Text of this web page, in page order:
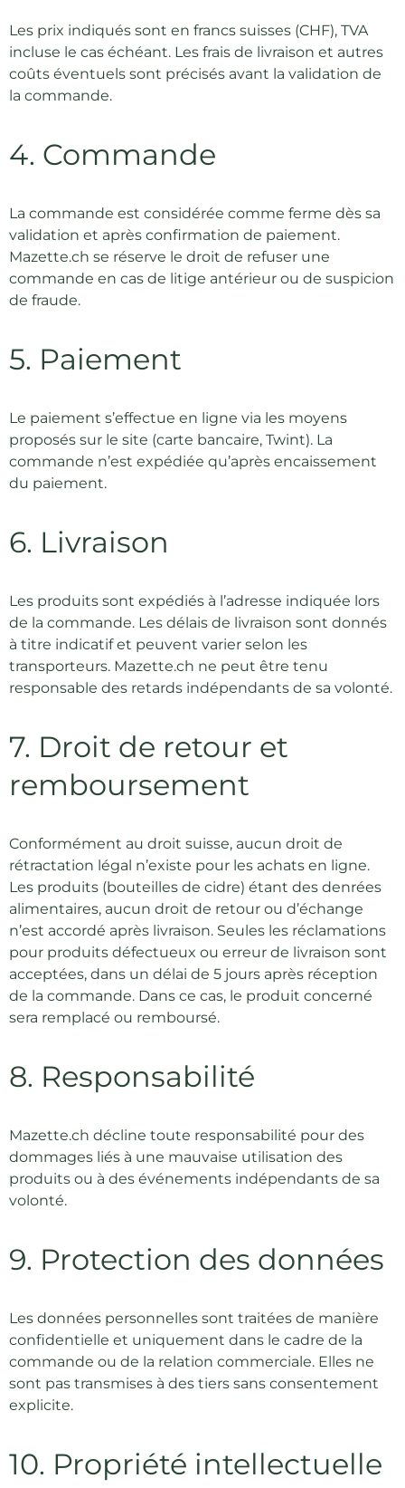
Les prix indiqués sont en francs suisses (CHF), TVA
incluse le cas échéant. Les frais de livraison et autres
coûts éventuels sont précisés avant la validation de
la commande.
4. Commande
La commande est considérée comme ferme dès sa
validation et après confirmation de paiement.
Mazette.ch se réserve le droit de refuser une
commande en cas de litige antérieur ou de suspicion
de fraude.
5. Paiement
Le paiement s’effectue en ligne via les moyens
proposés sur le site (carte bancaire, Twint). La
commande n’est expédiée qu’après encaissement
du paiement.
6. Livraison
Les produits sont expédiés à l’adresse indiquée lors
de la commande. Les délais de livraison sont donnés
à titre indicatif et peuvent varier selon les
transporteurs. Mazette.ch ne peut être tenu
responsable des retards indépendants de sa volonté.
7. Droit de retour et
remboursement
Conformément au droit suisse, aucun droit de
rétractation légal n’existe pour les achats en ligne.
Les produits (bouteilles de cidre) étant des denrées
alimentaires, aucun droit de retour ou d’échange
n’est accordé après livraison. Seules les réclamations
pour produits défectueux ou erreur de livraison sont
acceptées, dans un délai de 5 jours après réception
de la commande. Dans ce cas, le produit concerné
sera remplacé ou remboursé.
8. Responsabilité
Mazette.ch décline toute responsabilité pour des
dommages liés à une mauvaise utilisation des
produits ou à des événements indépendants de sa
volonté.
9. Protection des données
Les données personnelles sont traitées de manière
confidentielle et uniquement dans le cadre de la
commande ou de la relation commerciale. Elles ne
sont pas transmises à des tiers sans consentement
explicite.
10. Propriété intellectuelle